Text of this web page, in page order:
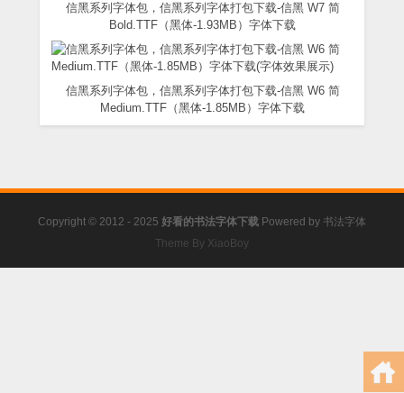
信黑系列字体包，信黑系列字体打包下载-信黑 W7 简
Bold.TTF（黑体-1.93MB）字体下载
信黑系列字体包，信黑系列字体打包下载-信黑 W6 简
Medium.TTF（黑体-1.85MB）字体下载
Copyright © 2012 - 2025 好看的书法字体下载 Powered by 书法字体
Theme By XiaoBoy